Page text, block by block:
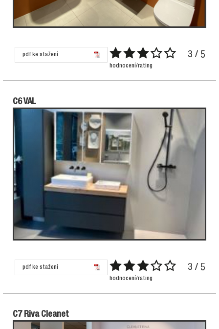
pdf ke stažení 3 / 5
hodnocení/rating
C6 VAL
pdf ke stažení 3 / 5
hodnocení/rating
C7 Riva Cleanet